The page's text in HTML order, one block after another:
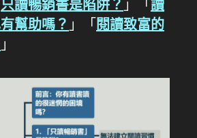
只讀暢銷書是陷阱？ 」「 讀
幫助嗎？ 」「 閱讀致富的
」